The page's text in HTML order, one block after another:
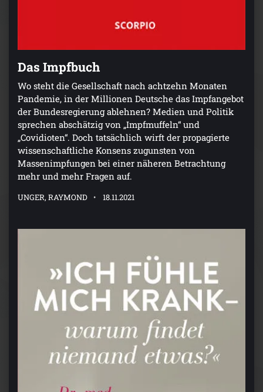
Das Impfbuch
Wo steht die Gesellschaft nach achtzehn Monaten
Pandemie, in der Millionen Deutsche das Impfangebot
der Bundesregierung ablehnen? Medien und Politik
sprechen abschätzig von „Impfmuffeln“ und
„Covidioten“. Doch tatsächlich wirft der propagierte
wissenschaftliche Konsens zugunsten von
Massenimpfungen bei einer näheren Betrachtung
mehr und mehr Fragen auf.
UNGER, RAYMOND 18.11.2021